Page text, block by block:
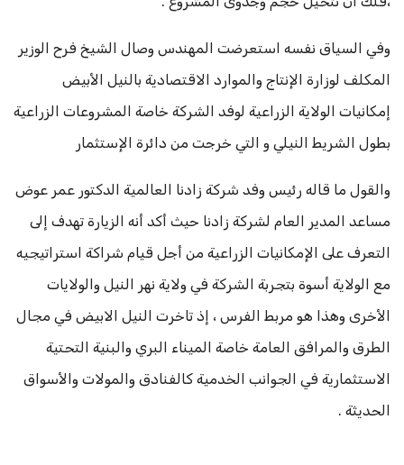
وفي السياق نفسه استعرضت المهندس وصال الشيخ فرح الوزير
المكلف لوزارة الإنتاج والموارد الاقتصادية بالنيل الأبيض
إمكانيات الولاية الزراعية لوفد الشركة خاصة المشروعات الزراعية
بطول الشريط النيلي و التي خرجت من دائرة الإستثمار
والقول ما قاله رئيس وفد شركة زادنا العالمية الدكتور عمر عوض
مساعد المدير العام لشركة زادنا حيث أكد أنه الزيارة تهدف إلى
التعرف على الإمكانيات الزراعية من أجل قيام شراكة استراتيجيه
مع الولاية أسوة بتجربة الشركة في ولاية نهر النيل والولايات
الأخرى وهذا هو مربط الفرس ، إذ تاخرت النيل الابيض في مجال
الطرق والمرافق العامة خاصة الميناء البري والبنية التحتية
الاستثمارية في الجوانب الخدمية كالفنادق والمولات والأسواق
الحديثة .